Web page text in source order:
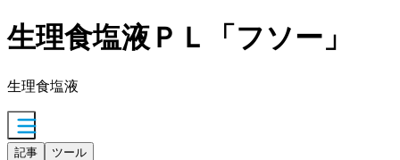
生理食塩液ＰＬ「フソー」
生理食塩液
記事 ツール